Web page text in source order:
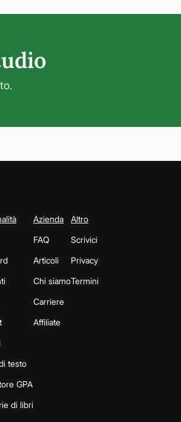
testo
GPA
di libri
Azienda
FAQ
Articoli
Chi siamo
Carriere
Affiliate
Altro
Scrivici
Privacy
Termini